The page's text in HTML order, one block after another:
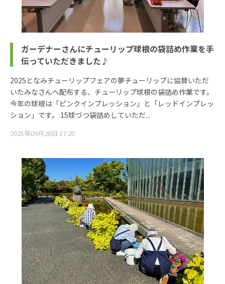
ガーデナーさんにチューリップ球根の袋詰め作業を手
伝っていただきました♪
2025となみチューリップフェアの夢チューリップに協賛いただ
いたみなさんへ配布する、チューリップ球根の袋詰め作業です。
今年の球根は「ピンクインプレッション」と「レッドインプレッ
ション」です。 15球づつ袋詰めしていただ...
2025年09月28日 17:20